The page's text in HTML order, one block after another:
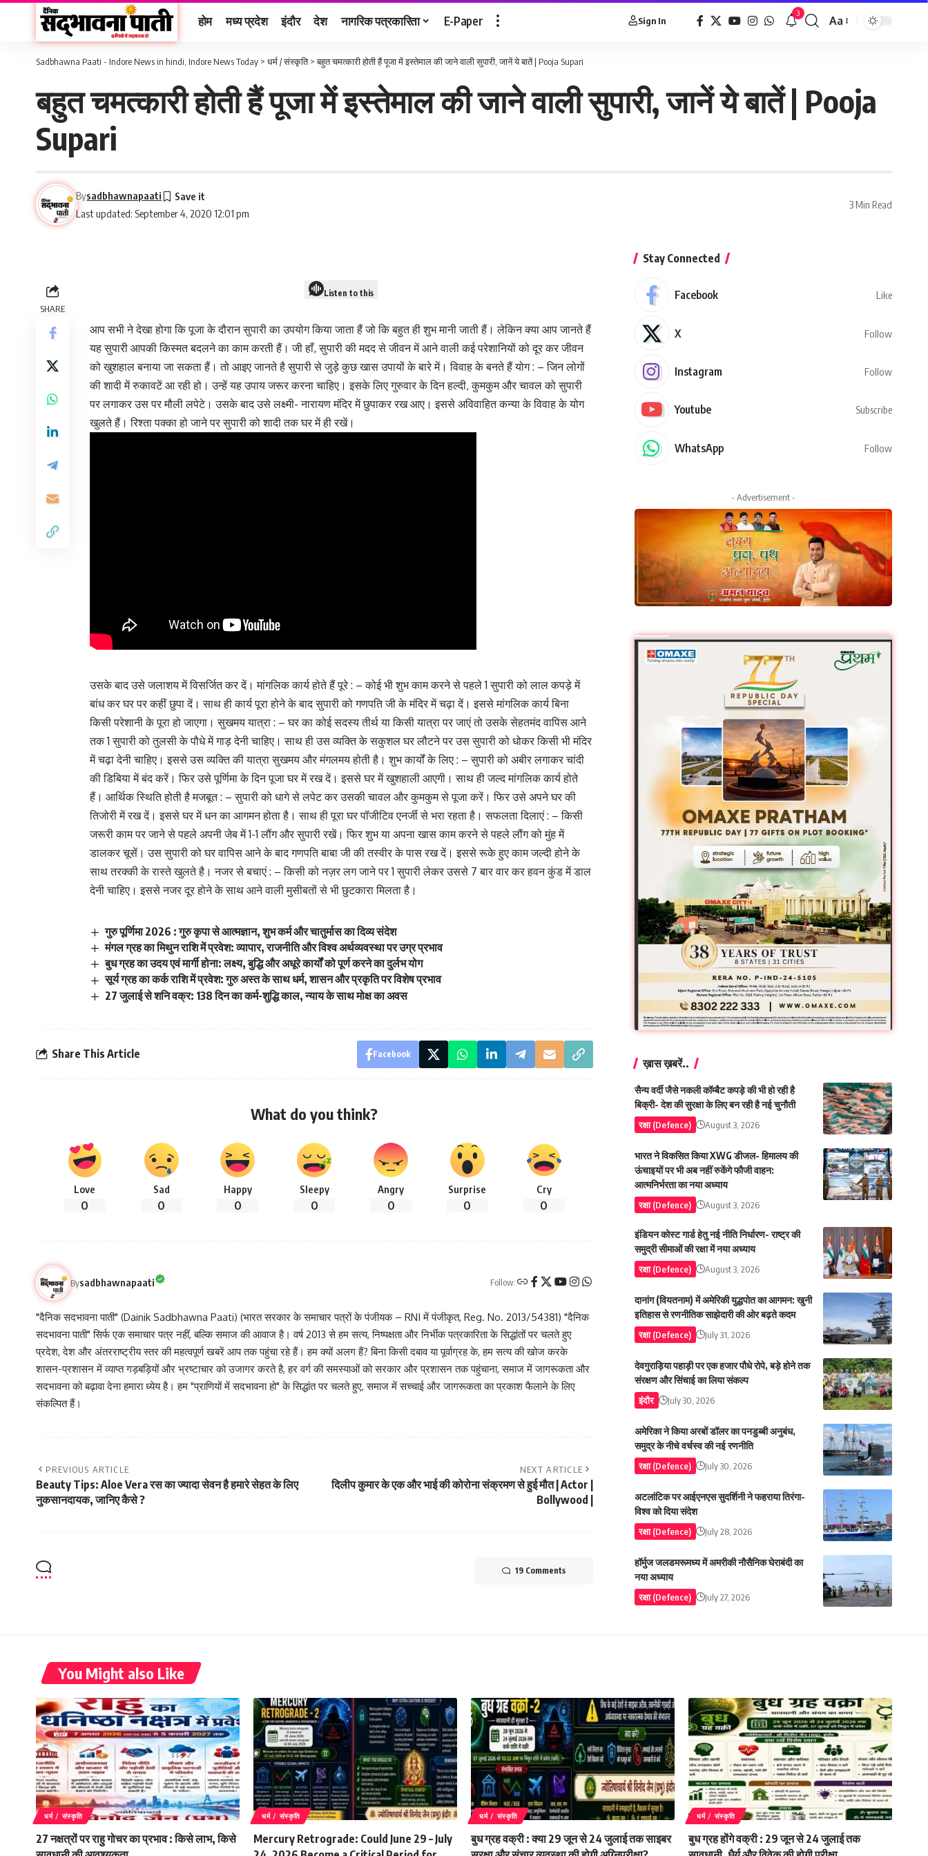
होम मध्य प्रदेश इंदौर देश नागरिक पत्रकारिता E-Paper Sign In
3
Aa
Sadbhawna Paati - Indore News in hindi, Indore News Today > धर्म / संस्कृति>बहुत चमत्कारी होती हैं पूजा में इस्तेमाल की जाने वाली सुपारी, जानें ये बातें | Pooja Supari
बहुत चमत्कारी होती हैं पूजा में इस्तेमाल की जाने वाली सुपारी, जानें ये बातें | Pooja
Supari
Last updated: September 4, 2020 12:01 pm
Bysadbhawnapaati
3 Min Read
SHARE
Listen to this
आप सभी ने देखा होगा कि पूजा के दौरान सुपारी का उपयोग किया जाता हैं जो कि बहुत ही शुभ मानी जाती हैं। लेकिन क्या आप जानते हैं
यह सुपारी आपकी किस्मत बदलने का काम करती हैं। जी हाँ, सुपारी की मदद से जीवन में आने वाली कई परेशानियों को दूर कर जीवन
को खुशहाल बनाया जा सकता हैं। तो आइए जानते है सुपारी से जुड़े कुछ खास उपायों के बारे में। विवाह के बनते हैं योग : – जिन लोगों
की शादी में रुकावटें आ रही हो। उन्हें यह उपाय जरूर करना चाहिए। इसके लिए गुरुवार के दिन हल्दी, कुमकुम और चावल को सुपारी
पर लगाकर उस पर मौली लपेटे। उसके बाद उसे लक्ष्मी- नारायण मंदिर में छुपाकर रख आए। इससे अविवाहित कन्या के विवाह के योग
खुलते हैं। रिश्ता पक्का हो जाने पर सुपारी को शादी तक घर में ही रखें।
उसके बाद उसे जलाशय में विसर्जित कर दें। मांगलिक कार्य होते हैं पूरे : – कोई भी शुभ काम करने से पहले 1 सुपारी को लाल कपड़े में
बांध कर घर पर कहीं छुपा दें। साथ ही कार्य पूरा होने के बाद सुपारी को गणपति जी के मंदिर में चढ़ा दें। इससे मांगलिक कार्य बिना
किसी परेशानी के पूरा हो जाएगा। सुखमय यात्रा : – घर का कोई सदस्य तीर्थ या किसी यात्रा पर जाएं तो उसके सेहतमंद वापिस आने
तक 1 सुपारी को तुलसी के पौधे में गाड़ देनी चाहिए। साथ ही उस व्यक्ति के सकुशल घर लौटने पर उस सुपारी को धोकर किसी भी मंदिर
में चढ़ा देनी चाहिए। इससे उस व्यक्ति की यात्रा सुखमय और मंगलमय होती है। शुभ कार्यों के लिए : – सुपारी को अबीर लगाकर चांदी
की डिबिया में बंद करें। फिर उसे पूर्णिमा के दिन पूजा घर में रख दें। इससे घर में खुशहाली आएगी। साथ ही जल्द मांगलिक कार्य होते
हैं। आर्थिक स्थिति होती है मजबूत : – सुपारी को धागे से लपेट कर उसकी चावल और कुमकुम से पूजा करें। फिर उसे अपने घर की
तिजोरी में रख दें। इससे घर में धन का आगमन होता है। साथ ही पूरा घर पॉजीटिव एनर्जी से भरा रहता है। सफलता दिलाएं : – किसी
जरूरी काम पर जाने से पहले अपनी जेब में 1-1 लौंग और सुपारी रखें। फिर शुभ या अपना खास काम करने से पहले लौंग को मुंह में
डालकर चूसें। उस सुपारी को घर वापिस आने के बाद गणपति बाबा जी की तस्वीर के पास रख दें। इससे रूके हुए काम जल्दी होने के
साथ तरक्की के रास्ते खुलते है। नजर से बचाएं : – किसी को नज़र लग जाने पर 1 सुपारी लेकर उससे 7 बार वार कर हवन कुंड में डाल
देनी चाहिए। इससे नजर दूर होने के साथ आने वाली मुसीबतों से भी छुटकारा मिलता है।
गुरु पूर्णिमा 2026 : गुरु कृपा से आत्मज्ञान, शुभ कर्म और चातुर्मास का दिव्य संदेश
मंगल ग्रह का मिथुन राशि में प्रवेश: व्यापार, राजनीति और विश्व अर्थव्यवस्था पर उग्र प्रभाव
बुध ग्रह का उदय एवं मार्गी होना: लक्ष्य, बुद्धि और अधूरे कार्यों को पूर्ण करने का दुर्लभ योग
सूर्य ग्रह का कर्क राशि में प्रवेश: गुरु अस्त के साथ धर्म, शासन और प्रकृति पर विशेष प्रभाव
27 जुलाई से शनि वक्र: 138 दिन का कर्म-शुद्धि काल, न्याय के साथ मोक्ष का अवस
Share This Article Facebook
What do you think?
Love
0
Sad
0
Happy
0
Sleepy
0
Angry
0
Surprise
0
Cry
0
Bysadbhawnapaati Follow:
"दैनिक सदभावना पाती" (Dainik Sadbhawna Paati) (भारत सरकार के समाचार पत्रों के पंजीयक – RNI में पंजीकृत, Reg. No. 2013/54381) "दैनिक
सदभावना पाती" सिर्फ एक समाचार पत्र नहीं, बल्कि समाज की आवाज है। वर्ष 2013 से हम सत्य, निष्पक्षता और निर्भीक पत्रकारिता के सिद्धांतों पर चलते हुए
प्रदेश, देश और अंतरराष्ट्रीय स्तर की महत्वपूर्ण खबरें आप तक पहुंचा रहे हैं। हम क्यों अलग हैं? बिना किसी दबाव या पूर्वाग्रह के, हम सत्य की खोज करके
शासन-प्रशासन में व्याप्त गड़बड़ियों और भ्रष्टाचार को उजागर करते है, हर वर्ग की समस्याओं को सरकार और प्रशासन तक पहुंचाना, समाज में जागरूकता और
सदभावना को बढ़ावा देना हमारा ध्येय है। हम "प्राणियों में सदभावना हो" के सिद्धांत पर चलते हुए, समाज में सच्चाई और जागरूकता का प्रकाश फैलाने के लिए
संकल्पित हैं।
PREVIOUS ARTICLE
Beauty Tips: Aloe Vera रस का ज्यादा सेवन है हमारे सेहत के लिए
नुकसानदायक, जानिए कैसे ?
NEXT ARTICLE
दिलीप कुमार के एक और भाई की कोरोना संक्रमण से हुई मौत | Actor |
Bollywood |
19 Comments
Stay Connected
Facebook Like
X Follow
Instagram Follow
Youtube Subscribe
WhatsApp Follow
- Advertisement -
ख़ास ख़बरें..
सैन्य वर्दी जैसे नकली कॉम्बैट कपड़े की भी हो रही है
बिक्री- देश की सुरक्षा के लिए बन रही है नई चुनौती
रक्षा (Defence) August 3, 2026
भारत ने विकसित किया XWG डीजल- हिमालय की
ऊंचाइयों पर भी अब नहीं रुकेंगे फौजी वाहन:
आत्मनिर्भरता का नया अध्याय
रक्षा (Defence) August 3, 2026
इंडियन कोस्ट गार्ड हेतु नई नीति निर्धारण- राष्ट्र की
समुद्री सीमाओं की रक्षा में नया अध्याय
रक्षा (Defence) August 3, 2026
दानांग (वियतनाम) में अमेरिकी युद्धपोत का आगमन: खुनी
इतिहास से रणनीतिक साझेदारी की ओर बढ़ते कदम
रक्षा (Defence) July 31, 2026
देवगुराड़िया पहाड़ी पर एक हजार पौधे रोपे, बड़े होने तक
संरक्षण और सिंचाई का लिया संकल्प
इंदौर July 30, 2026
अमेरिका ने किया अरबों डॉलर का पनडुब्बी अनुबंध,
समुद्र के नीचे वर्चस्व की नई रणनीति
रक्षा (Defence) July 30, 2026
अटलांटिक पर आईएनएस सुदर्शिनी ने फहराया तिरंगा-
विश्व को दिया संदेश
रक्षा (Defence) July 28, 2026
हॉर्मुज जलडमरूमध्य में अमरीकी नौसैनिक घेराबंदी का
नया अध्याय
रक्षा (Defence) July 27, 2026
You Might also Like
धर्म / संस्कृति
27 नक्षत्रों पर राहु गोचर का प्रभाव : किसे लाभ, किसे
धर्म / संस्कृति
Mercury Retrograde: Could June 29 – July
धर्म / संस्कृति
बुध ग्रह वक्री : क्या 29 जून से 24 जुलाई तक साइबर
धर्म / संस्कृति
बुध ग्रह होंगे वक्री : 29 जून से 24 जुलाई तक